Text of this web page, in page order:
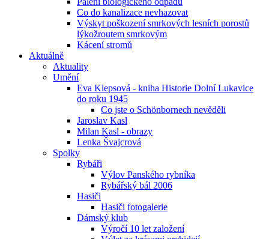
Co do kanalizace nevhazovat
Výskyt poškození smrkových lesních porostů
lýkožroutem smrkovým
Kácení stromů
Aktuálně
Aktuality
Umění
Eva Klepsová - kniha Historie Dolní Lukavice
do roku 1945
Co jste o Schönbornech nevěděli
Jaroslav Kasl
Milan Kasl - obrazy
Lenka Švajcrová
Spolky
Rybáři
Výlov Panského rybníka
Rybářský bál 2006
Hasiči
Hasiči fotogalerie
Dámský klub
Výročí 10 let založení